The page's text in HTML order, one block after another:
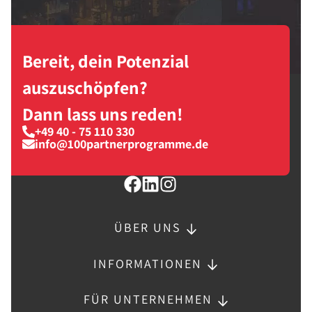
Bereit, dein Potenzial
auszuschöpfen?
Dann lass uns reden!
+49 40 - 75 110 330
info@100partnerprogramme.de
ÜBER UNS
INFORMATIONEN
FÜR UNTERNEHMEN